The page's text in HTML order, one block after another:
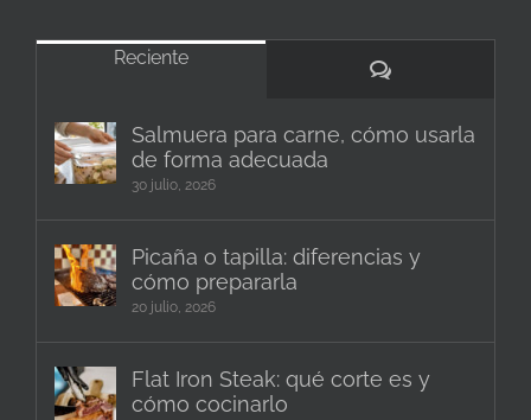
Reciente
Comentarios
Salmuera para carne, cómo usarla
de forma adecuada
30 julio, 2026
Picaña o tapilla: diferencias y
cómo prepararla
20 julio, 2026
Flat Iron Steak: qué corte es y
cómo cocinarlo